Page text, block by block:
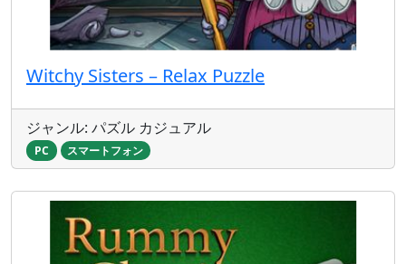
Witchy Sisters – Relax Puzzle
ジャンル: パズル カジュアル
PC スマートフォン